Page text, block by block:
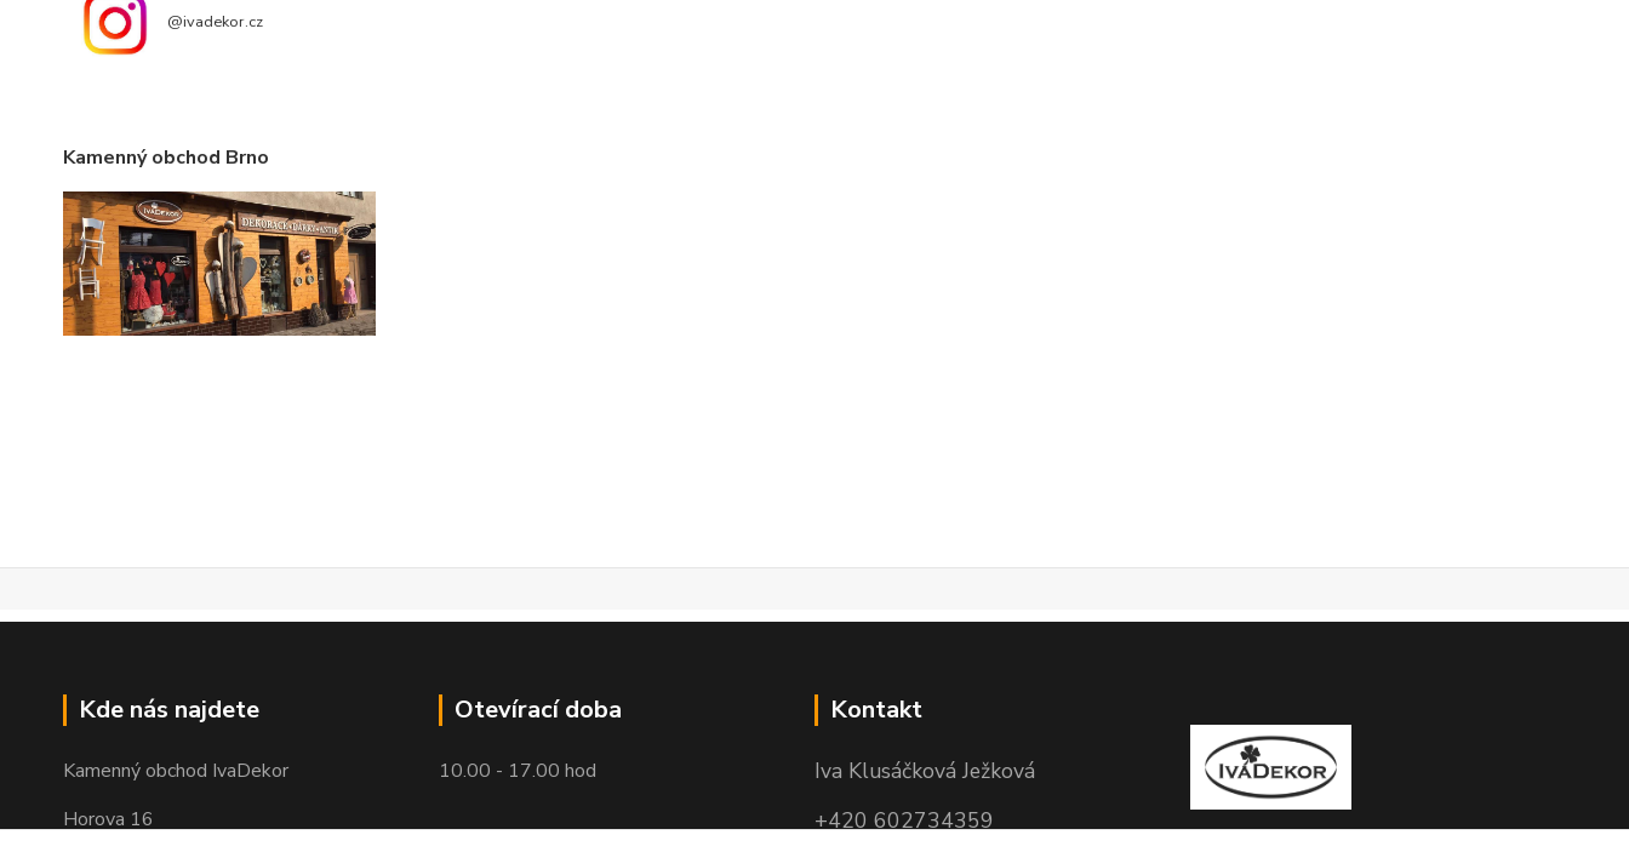
@ivadekor.cz
Kamenný obchod Brno
Kde nás najdete
Kamenný obchod IvaDekor
Horova 16
Otevírací doba
10.00 - 17.00 hod
Kontakt
Iva Klusáčková Ježková
+420 602734359